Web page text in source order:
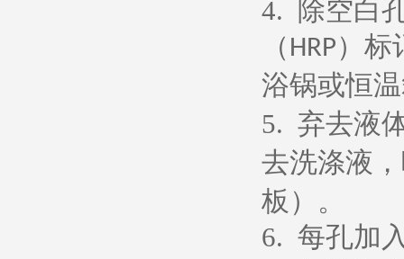
4. 除空白
（ HRP）标
浴锅或恒
5. 弃去液
去洗涤液
板）。
6. 每孔加